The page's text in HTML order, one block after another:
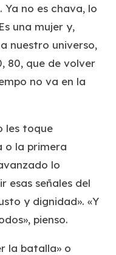
no es chava, lo
una mujer y,
nuestro universo,
80, que de volver
no va en la
les toque
o la primera
lo
esas señales del
y dignidad». «Y
pienso.
la batalla» o